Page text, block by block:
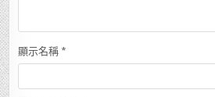
顯示名稱 *